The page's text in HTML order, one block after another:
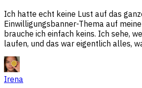
Ich hatte echt keine Lust auf das
Einwilligungsbanner-Thema auf
brauche ich einfach keins. Ich sehe,
laufen, und das war eigentlich alles,
Irena